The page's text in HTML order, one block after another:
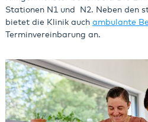
Stationen N1 und N2. Neben den
bietet die Klinik auch ambulante
Terminvereinbarung an.